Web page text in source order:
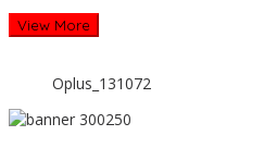
View More
Oplus_131072